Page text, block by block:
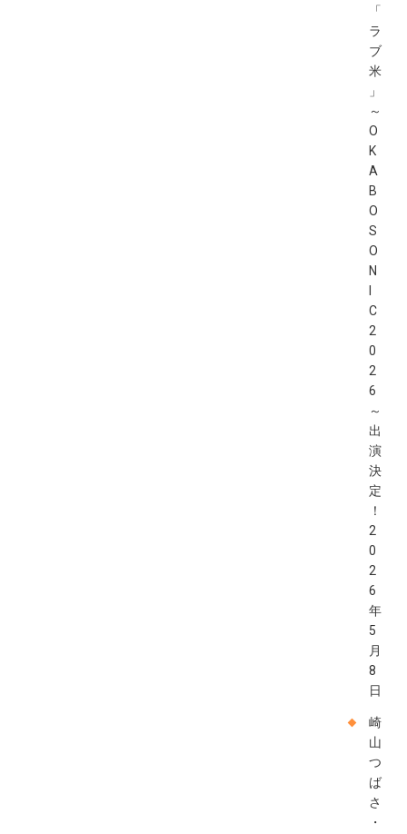
「
ラ
ブ
米
」
～
O
K
A
B
O
S
O
N
C
2
0
2
6
～
出
演
決
定
！
2
0
2
6
年
5
月
8
日
崎
山
つ
ば
さ
・